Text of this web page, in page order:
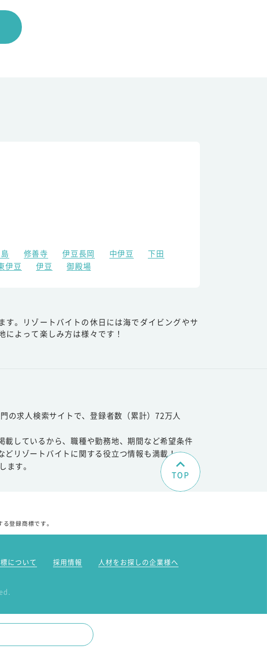
修善寺 伊豆長岡 中伊豆
下田
伊豆 伊豆 御殿場
。リゾートバイトの休日には海でダイビングやサ
よって楽しみ方は様々です！
の求人検索サイトで、登録者数（累計）72万人
しているから、職種や勤務地、期間など希望条件
リゾートバイトに関する役立つ情報も満載！
す。
TOP
登録商標です。
について 採用情報
人材をお探しの企業様へ